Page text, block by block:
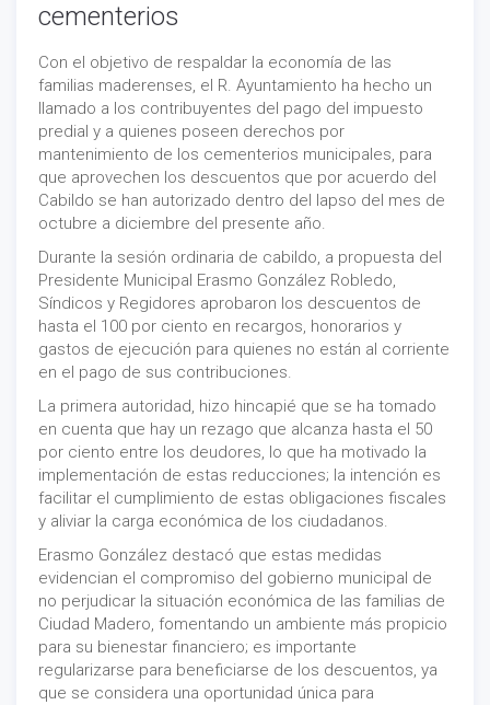
cementerios
Con el objetivo de respaldar la economía de las
familias maderenses, el R. Ayuntamiento ha hecho un
llamado a los contribuyentes del pago del impuesto
predial y a quienes poseen derechos por
mantenimiento de los cementerios municipales, para
que aprovechen los descuentos que por acuerdo del
Cabildo se han autorizado dentro del lapso del mes de
octubre a diciembre del presente año.
Durante la sesión ordinaria de cabildo, a propuesta del
Presidente Municipal Erasmo González Robledo,
Síndicos y Regidores aprobaron los descuentos de
hasta el 100 por ciento en recargos, honorarios y
gastos de ejecución para quienes no están al corriente
en el pago de sus contribuciones.
La primera autoridad, hizo hincapié que se ha tomado
en cuenta que hay un rezago que alcanza hasta el 50
por ciento entre los deudores, lo que ha motivado la
implementación de estas reducciones; la intención es
facilitar el cumplimiento de estas obligaciones fiscales
y aliviar la carga económica de los ciudadanos.
Erasmo González destacó que estas medidas
evidencian el compromiso del gobierno municipal de
no perjudicar la situación económica de las familias de
Ciudad Madero, fomentando un ambiente más propicio
para su bienestar financiero; es importante
regularizarse para beneficiarse de los descuentos, ya
que se considera una oportunidad única para